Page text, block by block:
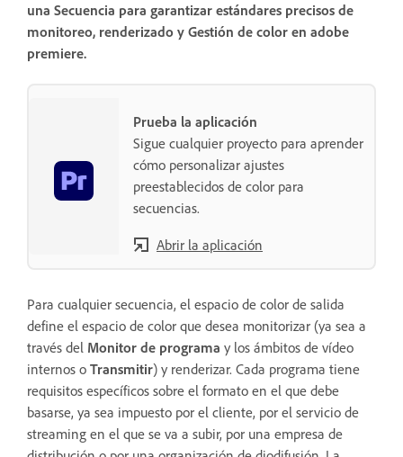
una Secuencia para garantizar estándares precisos de
monitoreo, renderizado y Gestión de color en adobe
premiere.
Prueba la aplicación
Sigue cualquier proyecto para aprender
cómo personalizar ajustes
preestablecidos de color para
secuencias.
Abrir la aplicación
Para cualquier secuencia, el espacio de color de salida
define el espacio de color que desea monitorizar (ya sea a
través del Monitor de programa y los ámbitos de vídeo
internos o Transmitir) y renderizar. Cada programa tiene
requisitos específicos sobre el formato en el que debe
basarse, ya sea impuesto por el cliente, por el servicio de
streaming en el que se va a subir, por una empresa de